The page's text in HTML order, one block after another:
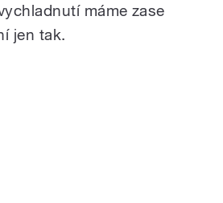
máme zase
jen tak.